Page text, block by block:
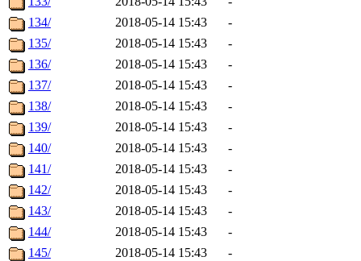
134/
2018-05-14 15:43
-
135/
2018-05-14 15:43
-
136/
2018-05-14 15:43
-
137/
2018-05-14 15:43
-
138/
2018-05-14 15:43
-
139/
2018-05-14 15:43
-
140/
2018-05-14 15:43
-
141/
2018-05-14 15:43
-
142/
2018-05-14 15:43
-
143/
2018-05-14 15:43
-
144/
2018-05-14 15:43
-
145/
2018-05-14 15:43
-